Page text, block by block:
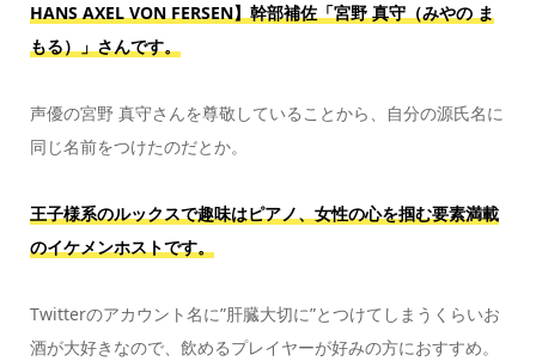
HANS AXEL VON FERSEN】幹部補佐「宮野 真守（みやの ま
もる）」さんです。
声優の宮野 真守さんを尊敬していることから、自分の源氏名に
同じ名前をつけたのだとか。
王子様系のルックスで趣味はピアノ、女性の心を掴む要素満載
のイケメンホストです。
Twitterのアカウント名に”肝臓大切に”とつけてしまうくらいお
酒が大好きなので、飲めるプレイヤーが好みの方におすすめ。